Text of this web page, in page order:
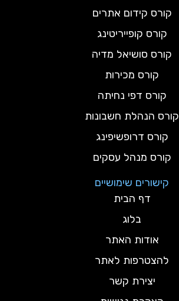
קורס קידום אתרים
קורס קופייריטינג
קורס סושיאל מדיה
קורס מכירות
קורס דפי נחיתה
קורס הנהלת חשבונות
קורס דרופשיפינג
קורס מנהל עסקים
קישורים שימושיים
דף הבית
בלוג
אודות האתר
להצטרפות לאתר
יצירת קשר